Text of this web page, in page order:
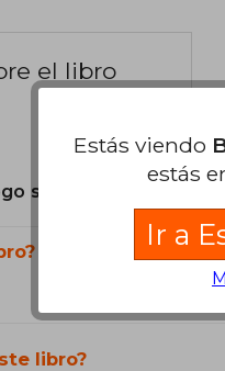
el libro
son Originales.
libro?
Estás viendo
estás
Ir a